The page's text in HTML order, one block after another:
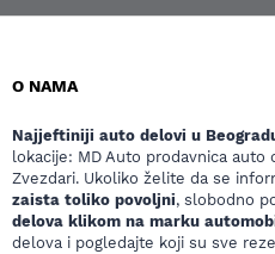
O NAMA
Najjeftiniji auto delovi u
lokacije: MD Auto prodavnica
Zvezdari. Ukoliko želite da se
zaista toliko povoljni, slobodno
delova klikom na marku
delova i pogledajte koji su sve